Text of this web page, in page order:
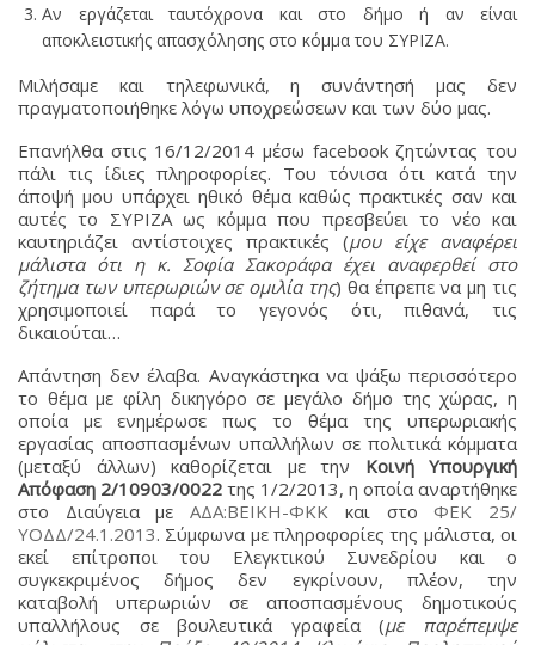
Αν εργάζεται ταυτόχρονα και στο δήμο ή αν είναι
αποκλειστικής απασχόλησης στο κόμμα του ΣΥΡΙΖΑ.
Μιλήσαμε και τηλεφωνικά, η συνάντησή μας δεν
πραγματοποιήθηκε λόγω υποχρεώσεων και των δύο μας.
Επανήλθα στις 16/12/2014 μέσω facebook ζητώντας του
πάλι τις ίδιες πληροφορίες. Του τόνισα ότι κατά την
άποψή μου υπάρχει ηθικό θέμα καθώς πρακτικές σαν και
αυτές το ΣΥΡΙΖΑ ως κόμμα που πρεσβεύει το νέο και
καυτηριάζει αντίστοιχες πρακτικές (μου είχε αναφέρει
μάλιστα ότι η κ. Σοφία Σακοράφα έχει αναφερθεί στο
ζήτημα των υπερωριών σε ομιλία της) θα έπρεπε να μη τις
χρησιμοποιεί παρά το γεγονός ότι, πιθανά, τις
δικαιούται…
Απάντηση δεν έλαβα. Αναγκάστηκα να ψάξω περισσότερο
το θέμα με φίλη δικηγόρο σε μεγάλο δήμο της χώρας, η
οποία με ενημέρωσε πως το θέμα της υπερωριακής
εργασίας αποσπασμένων υπαλλήλων σε πολιτικά κόμματα
(μεταξύ άλλων) καθορίζεται με την Κοινή Υπουργική
Απόφαση 2/10903/0022 της 1/2/2013, η οποία αναρτήθηκε
στο Διαύγεια μεΑΔΑ:ΒΕΙΚΗ-ΦΚΚ και στοΦΕΚ 25/
ΥΟΔΔ/24.1.2013. Σύμφωνα με πληροφορίες της μάλιστα, οι
εκεί επίτροποι του Ελεγκτικού Συνεδρίου και ο
συγκεκριμένος δήμος δεν εγκρίνουν, πλέον, την
καταβολή υπερωριών σε αποσπασμένους δημοτικούς
υπαλλήλους σε βουλευτικά γραφεία (με παρέπεμψε